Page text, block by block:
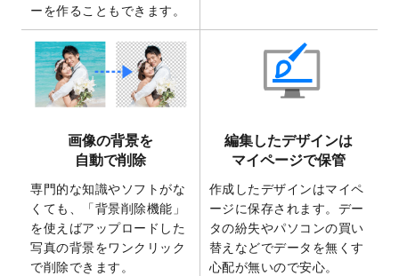
2025/6/24
2026年版1月始まりのカレンダーデザイン
テンプレートを公開いたしました。
2025/6/9
「背景削除機能
」を実装しました。
2025/4/3
DMのデザインテンプレートを追加しまし
た。
を追加しました。
マスキングテープのデザインテンプレート
を追加しました。
2025/1/15
配置できるデータ形式が増えました。
（pdf、psd、eps、tifに対応）
2024/12/24
2025年版4月始まりのカレンダーデザイン
ーを作ることもできます。
画像の背景を
自動で削除
専門的な知識やソフトがな
くても、「背景削除機能」
を使えばアップロードした
写真の背景をワンクリック
で削除できます。
編集したデザインは
マイページで保管
作成したデザインはマイペ
ージに保存されます。デー
タの紛失やパソコンの買い
替えなどでデータを無くす
心配が無いので安心。